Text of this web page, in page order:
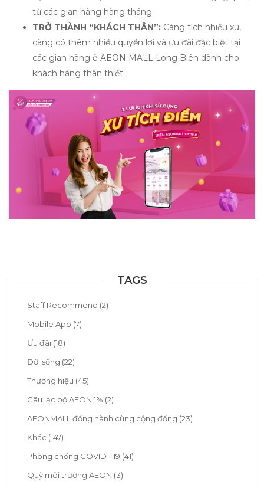
từ các gian hàng hàng tháng. ​
TRỞ THÀNH “KHÁCH THÂN”: Càng tích nhiều xu,
càng có thêm nhiều quyền lợi và ưu đãi đặc biệt tại
các gian hàng ở AEON MALL Long Biên dành cho
khách hàng thân thiết.
TAGS
Staff Recommend (2)
Mobile App (7)
Ưu đãi (18)
Đời sống (22)
Thương hiệu (45)
Câu lạc bộ AEON 1% (2)
AEONMALL đồng hành cùng cộng đồng (23)
Khác (147)
Phòng chống COVID - 19 (41)
Quỹ môi trường AEON (3)